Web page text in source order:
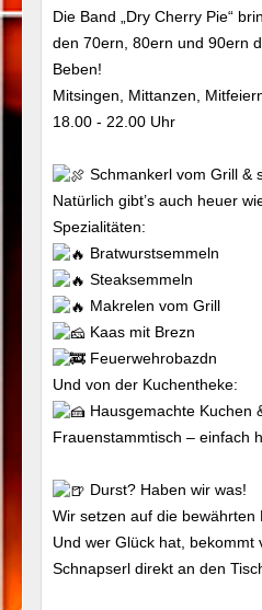
Die Band „Dry Cherry Pie“
den 70ern, 80ern und 90ern
Beben!
Mitsingen, Mittanzen,
18.00 - 22.00 Uhr
Schmankerl vom Grill &
Natürlich gibt’s auch heuer
Spezialitäten:
Bratwurstsemmeln
Steaksemmeln
Makrelen vom Grill
Kaas mit Brezn
Feuerwehrobazdn
Und von der Kuchentheke:
Hausgemachte Kuchen
Frauenstammtisch – einfach
Durst? Haben wir was!
Wir setzen auf die bewährten
Und wer Glück hat,
Schnapserl direkt an den